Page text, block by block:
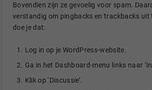
Bovendien zijn ze gevoelig voor spam.
verstandig om pingbacks en trackbacks uit
doe je dat:
Log in op je WordPress-website.
Ga in het Dashboard-menu links naar
Klik op ‘Discussie’.